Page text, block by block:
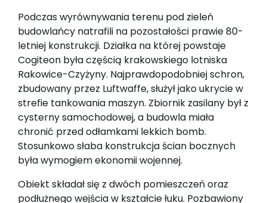
Podczas wyrównywania terenu pod zieleń
budowlańcy natrafili na pozostałości prawie 80-
letniej konstrukcji. Działka na której powstaje
Cogiteon była częścią krakowskiego lotniska
Rakowice-Czyżyny. Najprawdopodobniej schron,
zbudowany przez Luftwaffe, służył jako ukrycie w
strefie tankowania maszyn. Zbiornik zasilany był z
cysterny samochodowej, a budowla miała
chronić przed odłamkami lekkich bomb.
Stosunkowo słaba konstrukcja ścian bocznych
była wymogiem ekonomii wojennej.
Obiekt składał się z dwóch pomieszczeń oraz
podłużnego wejścia w kształcie łuku. Pozbawiony